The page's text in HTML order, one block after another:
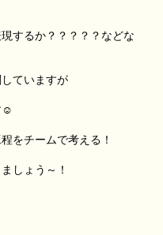
するか？？？？？などな
ていますが
☺
をチームで考える！
しょう～！